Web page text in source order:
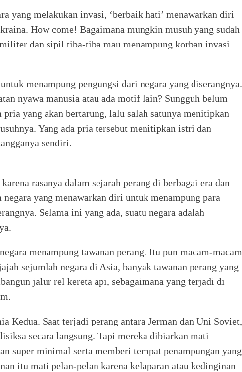
yang melakukan invasi, ‘berbaik hati’ menawarkan diri
How come! Bagaimana mungkin musuh yang sudah
dan sipil tiba-tiba mau menampung korban invasi
menampung pengungsi dari negara yang diserangnya.
nyawa manusia atau ada motif lain? Sungguh belum
yang akan bertarung, lalu salah satunya menitipkan
Yang ada pria tersebut menitipkan istri dan
sendiri.
rasanya dalam sejarah perang di berbagai era dan
yang menawarkan diri untuk menampung para
Selama ini yang ada, suatu negara adalah
menampung tawanan perang. Itu pun macam-macam
sejumlah negara di Asia, banyak tawanan perang yang
jalur rel kereta api, sebagaimana yang terjadi di
Kedua. Saat terjadi perang antara Jerman dan Uni Soviet,
secara langsung. Tapi mereka dibiarkan mati
super minimal serta memberi tempat penampungan yang
itu mati pelan-pelan karena kelaparan atau kedinginan